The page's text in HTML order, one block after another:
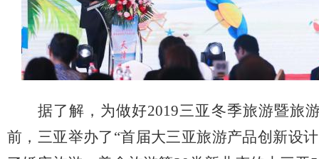
据了解，为做好2019三亚冬季旅游暨旅
前，三亚举办了“首届大三亚旅游产品创新设